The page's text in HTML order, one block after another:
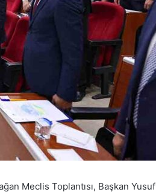
Meclis Toplantısı, Başkan Yusuf